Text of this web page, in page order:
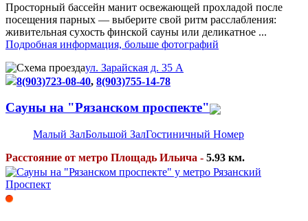
Просторный бассейн манит освежающей прохладой после
посещения парных — выберите свой ритм расслабления:
живительная сухость финской сауны или деликатное ...
Подробная информация, больше фотографий
ул. Зарайская д. 35 А
8(903)723-08-40, 8(903)755-14-78
Сауны на "Рязанском проспекте"
Малый ЗалБольшой ЗалГостиничный Номер
Расстояние от метро Площадь Ильича - 5.93 км.